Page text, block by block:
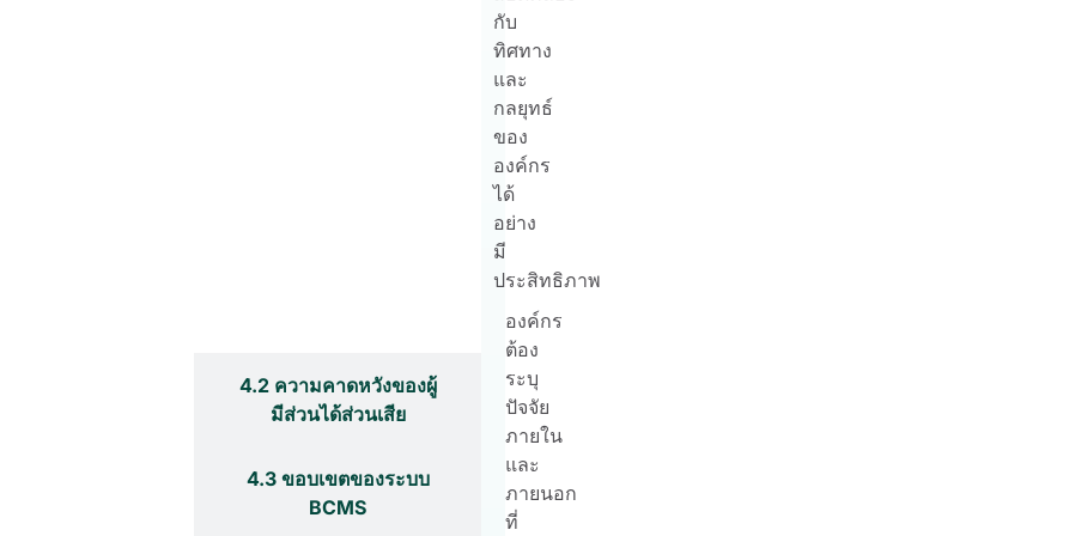
4.2 ความคาดหวังของผู้
มีส่วนได้ส่วนเสีย
4.3 ขอบเขตของระบบ
BCMS
กับ
ทิศทาง
และ
กลยุทธ์
ของ
องค์กร
ได้
อย่าง
มี
ประสิทธิภาพ
องค์กร
ต้อง
ระบุ
ปัจจัย
ภายใน
และ
ภายนอก
ที่